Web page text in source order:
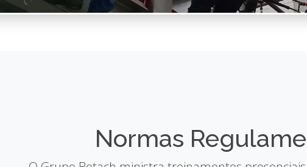
Normas